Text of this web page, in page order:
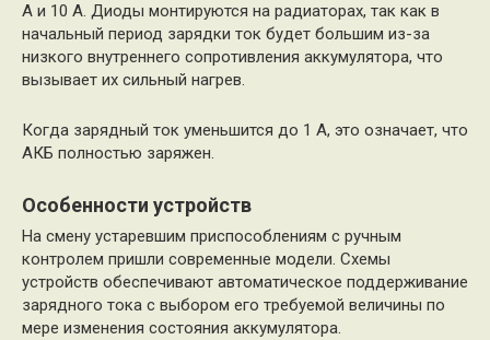
А и 10 А. Диоды монтируются на радиаторах, так как в
начальный период зарядки ток будет большим из-за
низкого внутреннего сопротивления аккумулятора, что
вызывает их сильный нагрев.
Когда зарядный ток уменьшится до 1 А, это означает, что
АКБ полностью заряжен.
Особенности устройств
На смену устаревшим приспособлениям с ручным
контролем пришли современные модели. Схемы
устройств обеспечивают автоматическое поддерживание
зарядного тока с выбором его требуемой величины по
мере изменения состояния аккумулятора.